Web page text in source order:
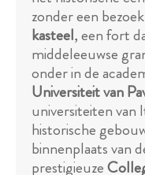
zonder een
kasteel, een fort
middeleeuwse
onder in de
Universiteit van
universiteiten van
historische
binnenplaats van
prestigieuze